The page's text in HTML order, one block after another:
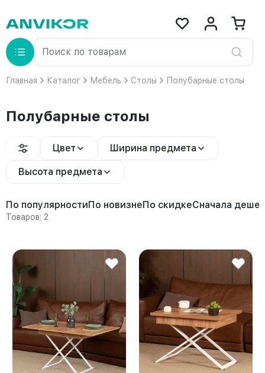
Главная Каталог Мебель Столы Полубарные столы
Полубарные столы
Цвет Ширина предмета
Высота предмета
По популярностиПо новизнеПо скидкеСначала
Товаров: 2